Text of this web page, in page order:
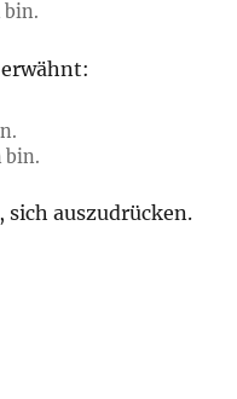
bin.
bin.
auszudrücken.